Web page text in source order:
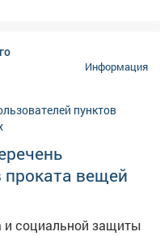
и какую пользу
подробно
навыками
в этой важной
изучали
- теперь они знают,
и упорство, знания и
будущей
и интересен
Информация
проката вещей
и социальной защиты